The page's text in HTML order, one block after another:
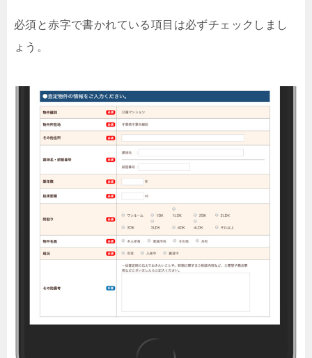
必須と赤字で書かれている項目は必ずチェックしまし
ょう。